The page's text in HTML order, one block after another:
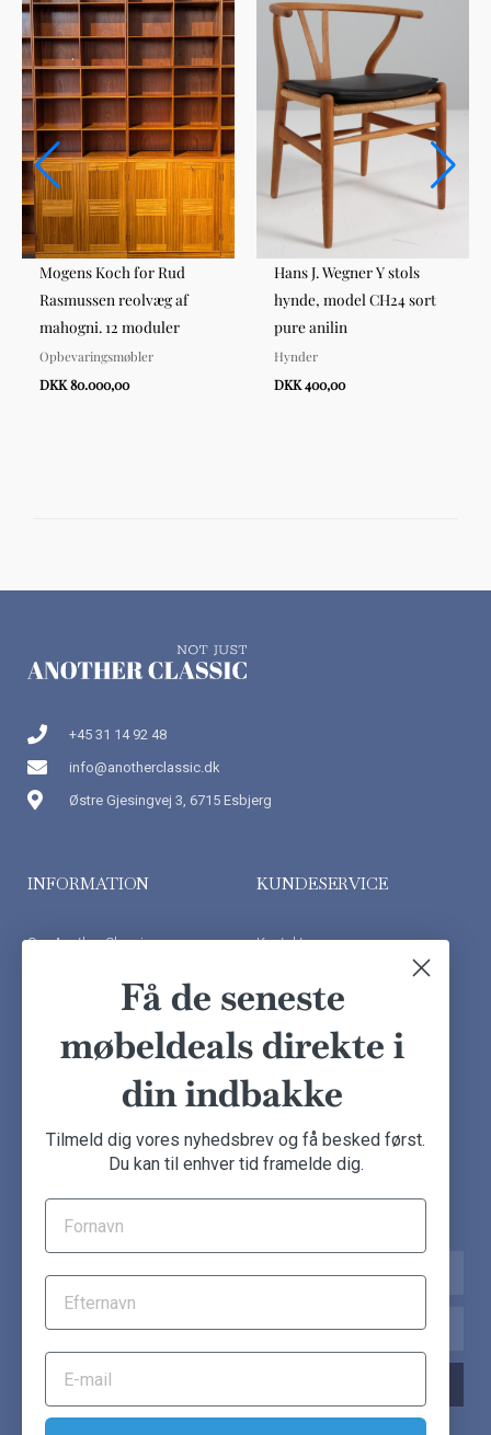
Mogens Koch for Rud
Rasmussen reolvæg af
mahogni. 12 moduler
Opbevaringsmøbler
DKK 80.000,00
Hans J. Wegner Y stols
hynde, model CH24 sort
pure anilin
Hynder
DKK 400,00
+45 31 14 92 48
info@anotherclassic.dk
Østre Gjesingvej 3, 6715 Esbjerg
INFORMATION
Om Another Classic
Handelsbetingelser
KUNDESERVICE
Kontakt os
Kundeudtalelser
Besøg showroom
indbakke.
Få de seneste
møbeldeals direkte i
din indbakke
Tilmeld dig vores nyhedsbrev og få besked først.
Du kan til enhver tid framelde dig.